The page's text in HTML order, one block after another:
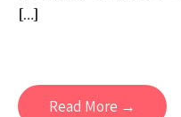
[…]
Read More →